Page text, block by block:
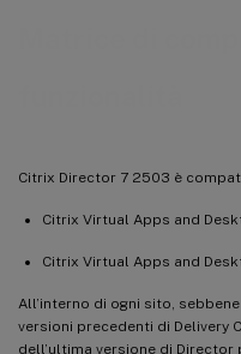
Citrix Director 7 2503 è
Citrix Virtual Apps and
Citrix Virtual Apps and
All’interno di ogni sito,
versioni precedenti di Delivery
dell’ultima versione di